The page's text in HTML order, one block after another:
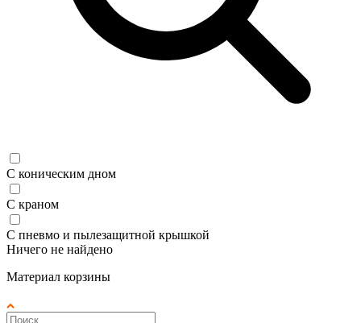
С коническим дном
С краном
С пневмо и пылезащитной крышкой
Ничего не найдено
Материал корзины